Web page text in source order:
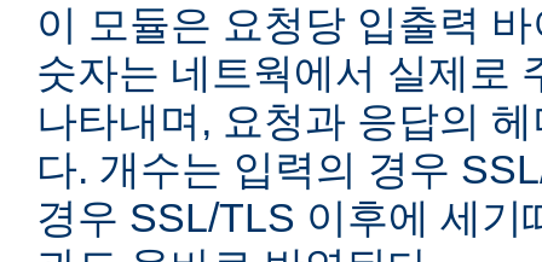
이 모듈은 요청당 입출력
숫자는 네트웍에서 실제로
나타내며, 요청과 응답의
다. 개수는 입력의 경우
경우 SSL/TLS 이후에 세기